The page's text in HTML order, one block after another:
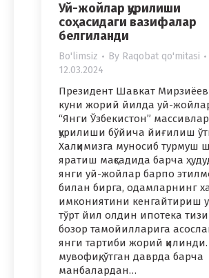
Уй-жойлар қурилиши
соҳасидаги вазифалар
белгиланди
Bo'limsiz By Raqobat qo'mitasi
12.03.2024
Президент Шавкат Мирзиёев
куни жорий йилда уй-
“Янги Ўзбекистон”
қурилиши бўйича йиғилиш
Халқимизга муносиб турмуш
яратиш мақсадида барча
янги уй-жойлар барпо
билан бирга, одамларнинг
имкониятини кенгайтириш
тўрт йил олдин ипотека
бозор тамойилларига
янги тартиби жорий қилинди.
мувофиқ, ўтган даврда барча
манбалардан…